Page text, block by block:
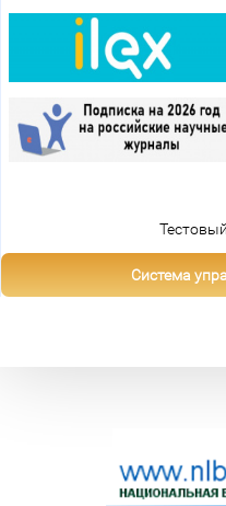
Система